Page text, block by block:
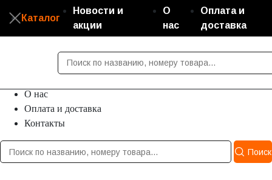
Каталог
Новости и
акции
О
нас
Оплата и
доставка
О нас
Оплата и доставка
Контакты
Поиск